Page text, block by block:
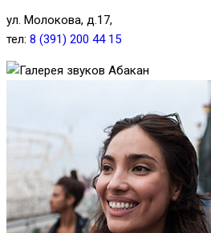
ул. Молокова, д.17,
тел: 8 (391) 200 44 15